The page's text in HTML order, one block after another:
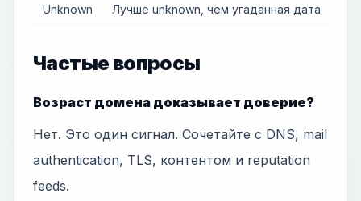
Unknown Лучше unknown, чем угаданная дата
Частые вопросы
Возраст домена доказывает доверие?
Нет. Это один сигнал. Сочетайте с DNS, mail
authentication, TLS, контентом и reputation
feeds.